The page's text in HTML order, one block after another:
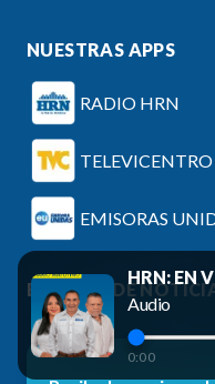
NUESTRAS APPS
RADIO HRN
TELEVICENTRO
EMISORAS
BOLETÍN DE
HRN: EN
Audio
0:00